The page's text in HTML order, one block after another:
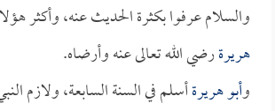
والسلام عرفوا بكثرة الحديث عنه، وأكثر
هريرةرضي الله تعالى عنه وأرضاه.
وأبو هريرةأسلم في السنة السابعة، ولازم